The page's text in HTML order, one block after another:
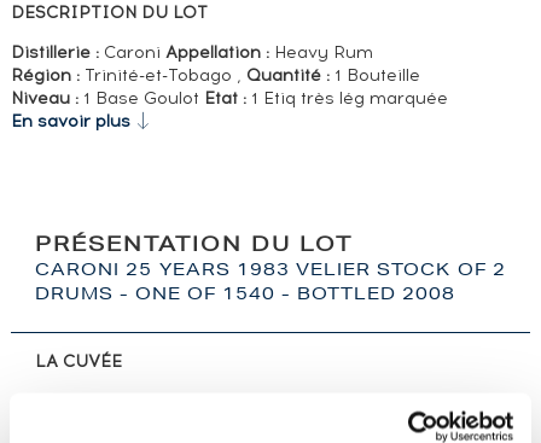
DESCRIPTION DU LOT
Distillerie :Caroni Appellation :Heavy Rum
Région : Trinité-et-Tobago , Quantité :1 Bouteille
Niveau :1 Base Goulot Etat :1 Etiq très lég marquée
En savoir plus
PRÉSENTATION DU LOT
CARONI 25 YEARS 1983 VELIER STOCK OF 2
DRUMS - ONE OF 1540 - BOTTLED 2008
LA CUVÉE
Velier est fondée par Casimir Chaix à Gênes en 1947.